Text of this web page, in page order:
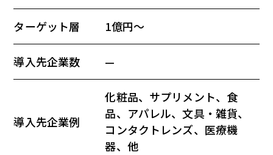
ターゲット層 1億円〜
導入先企業数 —
導入先企業例
化粧品、サプリメント、食
品、アパレル、文具・雑貨、
コンタクトレンズ、医療機
器、他